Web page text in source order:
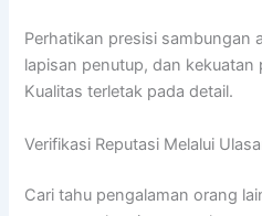
Perhatikan presisi sambungan
lapisan penutup, dan kekuatan
Kualitas terletak pada detail.
Verifikasi Reputasi Melalui
Cari tahu pengalaman orang